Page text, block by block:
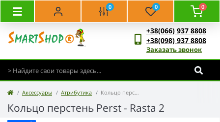
0 0 0
+38(066) 937 8808
+38(098) 937 8808
Заказать звонок
Аксессуары Атрибутика Кольцо перстень Perst - Rasta 2
Кольцо перстень Perst - Rasta 2